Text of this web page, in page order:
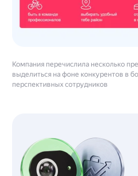
Компания перечислила несколько
выделиться на фоне конкурентов в
перспективных сотрудников